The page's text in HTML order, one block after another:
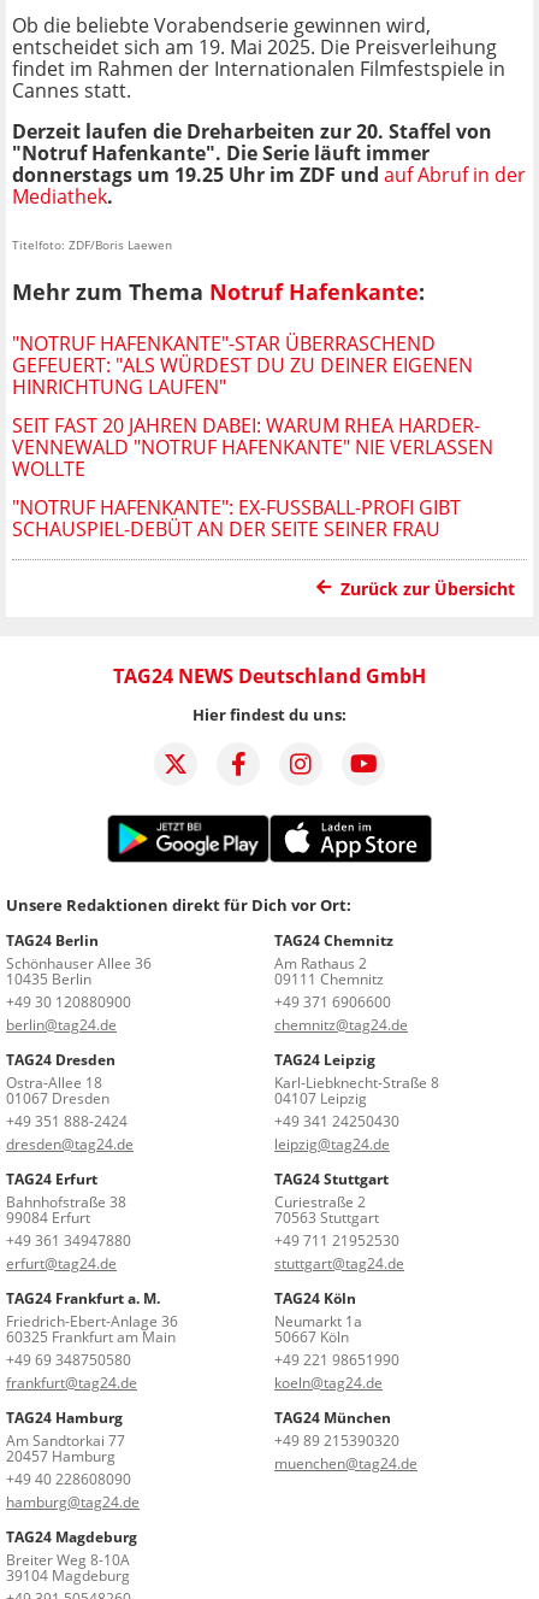
Ob die beliebte Vorabendserie gewinnen wird,
entscheidet sich am 19. Mai 2025. Die Preisverleihung
findet im Rahmen der Internationalen Filmfestspiele in
Cannes statt.
Derzeit laufen die Dreharbeiten zur 20. Staffel von
"Notruf Hafenkante". Die Serie läuft immer
donnerstags um 19.25 Uhr im ZDF und auf Abruf in der
Mediathek.
Titelfoto: ZDF/Boris Laewen
Mehr zum Thema Notruf Hafenkante:
"NOTRUF HAFENKANTE"-STAR ÜBERRASCHEND
GEFEUERT: "ALS WÜRDEST DU ZU DEINER EIGENEN
HINRICHTUNG LAUFEN"
SEIT FAST 20 JAHREN DABEI: WARUM RHEA HARDER-
VENNEWALD "NOTRUF HAFENKANTE" NIE VERLASSEN
WOLLTE
"NOTRUF HAFENKANTE": EX-FUSSBALL-PROFI GIBT S
CHAUSPIEL-DEBÜT AN DER SEITE SEINER FRAU
Zurück zur Übersicht
TAG24 NEWS Deutschland GmbH
Hier findest du uns:
Unsere Redaktionen direkt für Dich vor Ort:
TAG24 Berlin
Schönhauser Allee 36
10435 Berlin
+49 30 120880900
berlin@tag24.de
TAG24 Chemnitz
Am Rathaus 2
09111 Chemnitz
+49 371 6906600
chemnitz@tag24.de
TAG24 Dresden
Ostra-Allee 18
01067 Dresden
+49 351 888-2424
dresden@tag24.de
TAG24 Leipzig
Karl-Liebknecht-Straße 8
04107 Leipzig
+49 341 24250430
leipzig@tag24.de
TAG24 Erfurt
Bahnhofstraße 38
99084 Erfurt
+49 361 34947880
erfurt@tag24.de
TAG24 Stuttgart
Curiestraße 2
70563 Stuttgart
+49 711 21952530
stuttgart@tag24.de
TAG24 Frankfurt a. M.
Friedrich-Ebert-Anlage 36
60325 Frankfurt am Main
+49 69 348750580
frankfurt@tag24.de
TAG24 Köln
Neumarkt 1a
50667 Köln
+49 221 98651990
koeln@tag24.de
TAG24 Hamburg
Am Sandtorkai 77
20457 Hamburg
+49 40 228608090
hamburg@tag24.de
TAG24 München
+49 89 215390320
muenchen@tag24.de
TAG24 Magdeburg
Breiter Weg 8-10A
39104 Magdeburg